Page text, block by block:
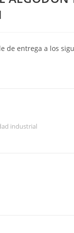
de entrega a los
industrial